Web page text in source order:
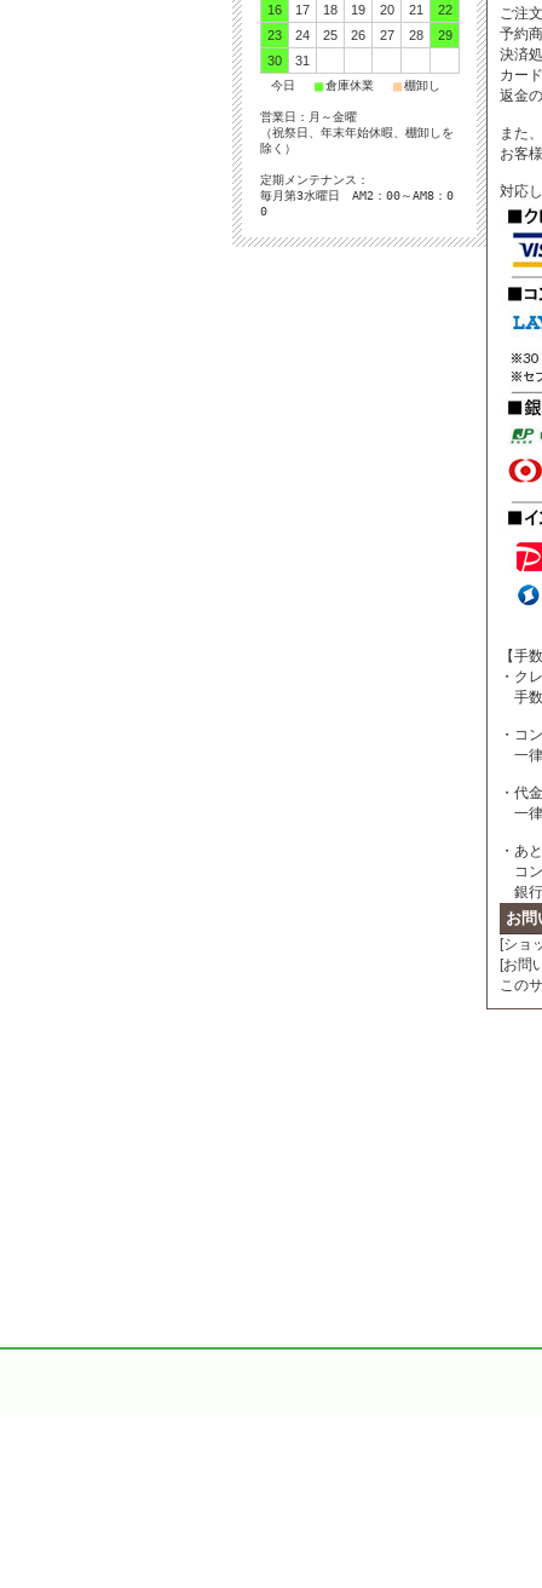
ご注
予約
決済
カー
返金
また
お客
対応
【手
・ク
手数
・コ
一
・代
一
・あ
コ
銀行
お問
[ショ
[お問
この
16
17 18 19 20 21
22
23
24 25 26 27 28
29
30
31
今日 ■倉庫休業 ■棚卸し
営業日：月～金曜
（祝祭日、年末年始休暇、棚卸しを
除く）
定期メンテナンス：
毎月第3水曜日 AM2：00～AM8：0
0